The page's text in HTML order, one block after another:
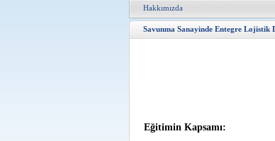
Hakkımızda
Savunma Sanayinde Entegre Lojistik
Eğitimin Kapsamı: